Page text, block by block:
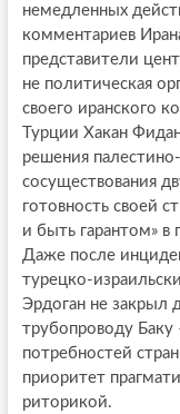
немедленных
комментариев
представители
не политическая
своего иранского
Турции Хакан
решения
сосуществования
готовность своей
и быть гарантом»
Даже после
турецко-
Эрдоган не закрыл
трубопроводу
потребностей
приоритет
риторикой.